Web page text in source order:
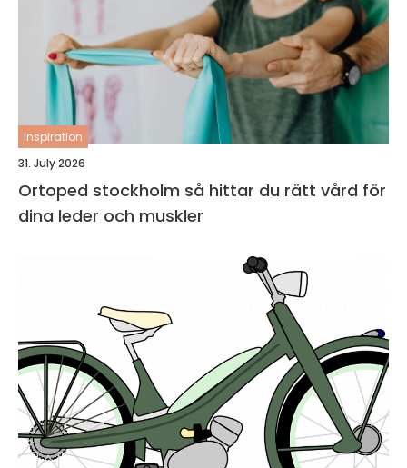
inspiration
31. July 2026
Ortoped stockholm så hittar du rätt vård för
dina leder och muskler